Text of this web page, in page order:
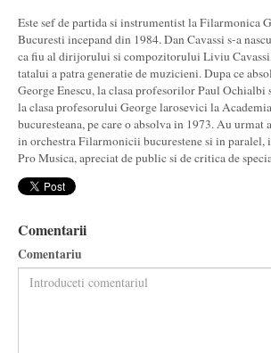
Este sef de partida si instrumentist la Filarmonica
Bucuresti incepand din 1984. Dan Cavassi s-a
ca fiu al dirijorului si compozitorului Liviu
tatalui a patra generatie de muzicieni. Dupa ce
George Enescu, la clasa profesorilor Paul Ochialbi
la clasa profesorului George larosevici la
bucuresteana, pe care o absolva in 1973. Au
in orchestra Filarmonicii bucurestene si in paralel,
Pro Musica, apreciat de public si de critica de
Comentarii
Comentariu